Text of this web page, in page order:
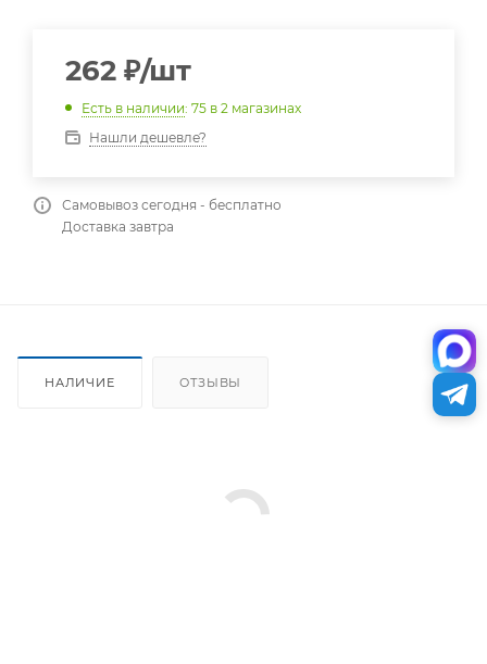
262 ₽/шт
Есть в наличии: 75 в 2 магазинах
Нашли дешевле?
Самовывоз сегодня - бесплатно
Доставка завтра
НАЛИЧИЕ ОТЗЫВЫ